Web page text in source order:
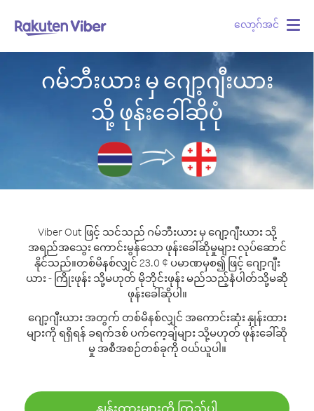
လော့ဂ်အင်
ဂမ်ဘီးယား မှ ဂျော့ဂျီးယား
သို့ ဖုန်းခေါ်ဆိုပုံ
Viber Out ဖြင့် သင်သည် ဂမ်ဘီးယား မှ ဂျော့ဂျီးယား သို့
အရည်အသွေး ကောင်းမွန်သော ဖုန်းခေါ်ဆိုမှုများ လုပ်ဆောင်
နိုင်သည်။တစ်မိနစ်လျှင် 23.0 ¢ ပမာဏမှစ၍ ဖြင့် ဂျော့ဂျီး
ယား - ကြိုးဖုန်း သို့မဟုတ် မိုဘိုင်းဖုန်း မည်သည့်နံပါတ်သို့မဆို
ဖုန်းခေါ်ဆိုပါ။
ဂျော့ဂျီးယား အတွက် တစ်မိနစ်လျှင် အကောင်းဆုံး နှုန်းထား
များကို ရရှိရန် ခရက်ဒစ် ပက်ကေ့ချ်များ သို့မဟုတ် ဖုန်းခေါ်ဆို
မှု အစီအစဉ်တစ်ခုကို ဝယ်ယူပါ။
နှုန်းထားများကို ကြည့်ပါ